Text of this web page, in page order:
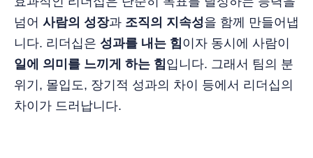
넘어 사람의 성장과 조직의 지속성을 함께 만들어냅
니다. 리더십은 성과를 내는 힘이자 동시에 사람이
일에 의미를 느끼게 하는 힘입니다. 그래서 팀의 분
위기, 몰입도, 장기적 성과의 차이 등에서 리더십의
차이가 드러납니다.